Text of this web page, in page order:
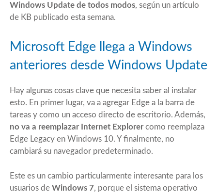
Windows Update de todos modos, según un artículo
de KB publicado esta semana.
Microsoft Edge llega a Windows
anteriores desde Windows Update
Hay algunas cosas clave que necesita saber al instalar
esto. En primer lugar, va a agregar Edge a la barra de
tareas y como un acceso directo de escritorio. Además,
no va a reemplazar Internet Explorercomo reemplaza
Edge Legacy en Windows 10. Y finalmente, no
cambiará su navegador predeterminado.
Este es un cambio particularmente interesante para los
usuarios de Windows 7, porque el sistema operativo